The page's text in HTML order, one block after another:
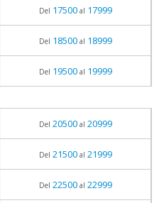
Del 17500al 17999
Del 18500al 18999
Del 19500al 19999
Del 20500al 20999
Del 21500al 21999
Del 22500al 22999